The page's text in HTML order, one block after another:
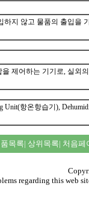
지 않고 물품의 출입을
제어하는 기기로, 실외
항온항습기),
목록| 상위목록| 처음페
regarding this web